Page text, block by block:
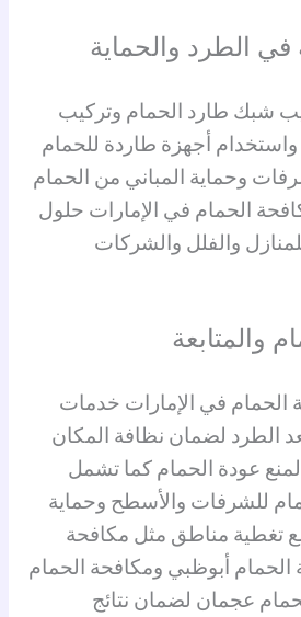
في الطرد والحماية
شبك طارد الحمام وتركيب
أجهزة طاردة للحمام
وحماية المباني من الحمام
الحمام في الإمارات حلول
والفلل والشركات
والمتابعة
في الإمارات خدمات
الطرد لضمان نظافة المكان
لمنع عودة الحمام كما تشمل
للشرفات والأسطح وحماية
تغطية مناطق مثل مكافحة
الحمام أبوظبي ومكافحة الحمام
عجمان لضمان نتائج